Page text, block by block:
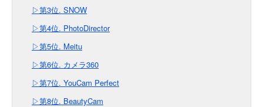
▷第3位. SNOW
▷第4位. PhotoDirector
▷第5位. Meitu
▷第6位. カメラ360
▷第7位. YouCam Perfect
▷第8位. BeautyCam